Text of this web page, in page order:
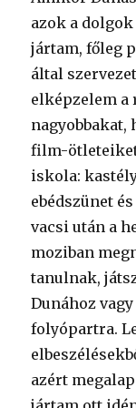
azok a
jártam, főleg
által
elképzelem a
nagyobbakat,
film-
iskola:
ebédszünet
vacsi után a
moziban
tanulnak,
Dunához
folyópartra.
azért